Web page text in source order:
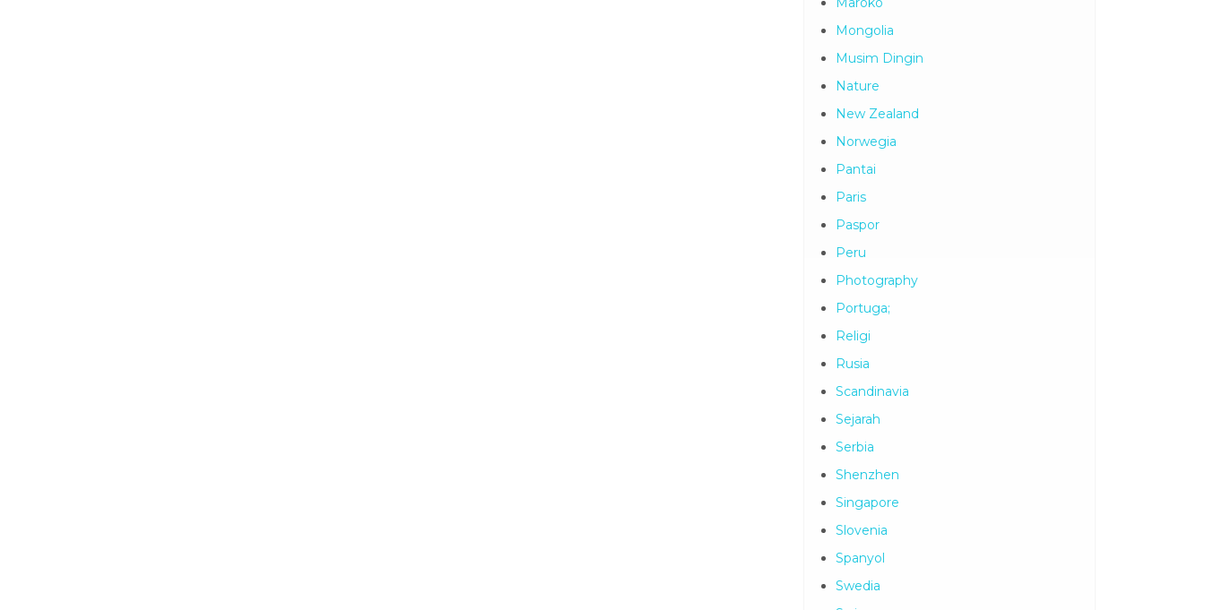
Mongolia
Musim Dingin
Nature
New Zealand
Norwegia
Pantai
Paris
Paspor
Peru
Photography
Portuga;
Religi
Rusia
Scandinavia
Sejarah
Serbia
Shenzhen
Singapore
Slovenia
Spanyol
Swedia